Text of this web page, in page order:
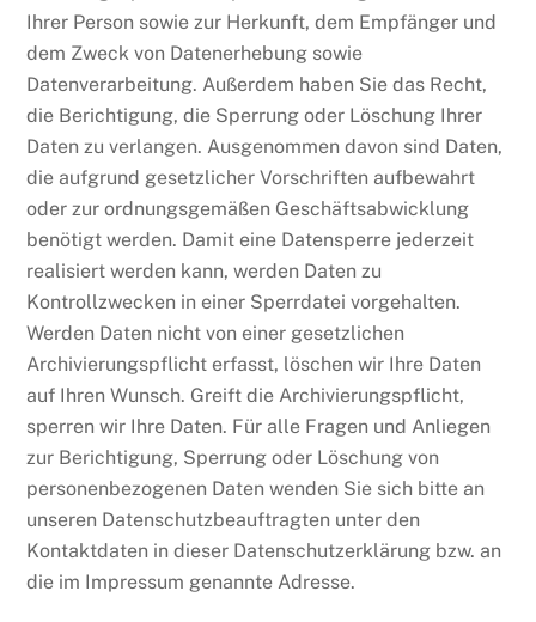
Ihrer Person sowie zur Herkunft, dem Empfänger und
dem Zweck von Datenerhebung sowie
Datenverarbeitung. Außerdem haben Sie das Recht,
die Berichtigung, die Sperrung oder Löschung Ihrer
Daten zu verlangen. Ausgenommen davon sind Daten,
die aufgrund gesetzlicher Vorschriften aufbewahrt
oder zur ordnungsgemäßen Geschäftsabwicklung
benötigt werden. Damit eine Datensperre jederzeit
realisiert werden kann, werden Daten zu
Kontrollzwecken in einer Sperrdatei vorgehalten.
Werden Daten nicht von einer gesetzlichen
Archivierungspflicht erfasst, löschen wir Ihre Daten
auf Ihren Wunsch. Greift die Archivierungspflicht,
sperren wir Ihre Daten. Für alle Fragen und Anliegen
zur Berichtigung, Sperrung oder Löschung von
personenbezogenen Daten wenden Sie sich bitte an
unseren Datenschutzbeauftragten unter den
Kontaktdaten in dieser Datenschutzerklärung bzw. an
die im Impressum genannte Adresse.